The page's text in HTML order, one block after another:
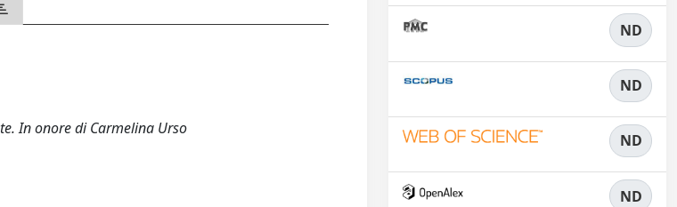
In onore di Carmelina Urso
ND
ND
ND
ND